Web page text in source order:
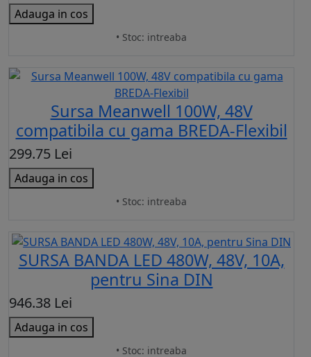
Adauga in cos
• Stoc: intreaba
Sursa Meanwell 100W, 48V
compatibila cu gama BREDA-Flexibil
299.75 Lei
Adauga in cos
• Stoc: intreaba
SURSA BANDA LED 480W, 48V, 10A,
pentru Sina DIN
946.38 Lei
Adauga in cos
• Stoc: intreaba